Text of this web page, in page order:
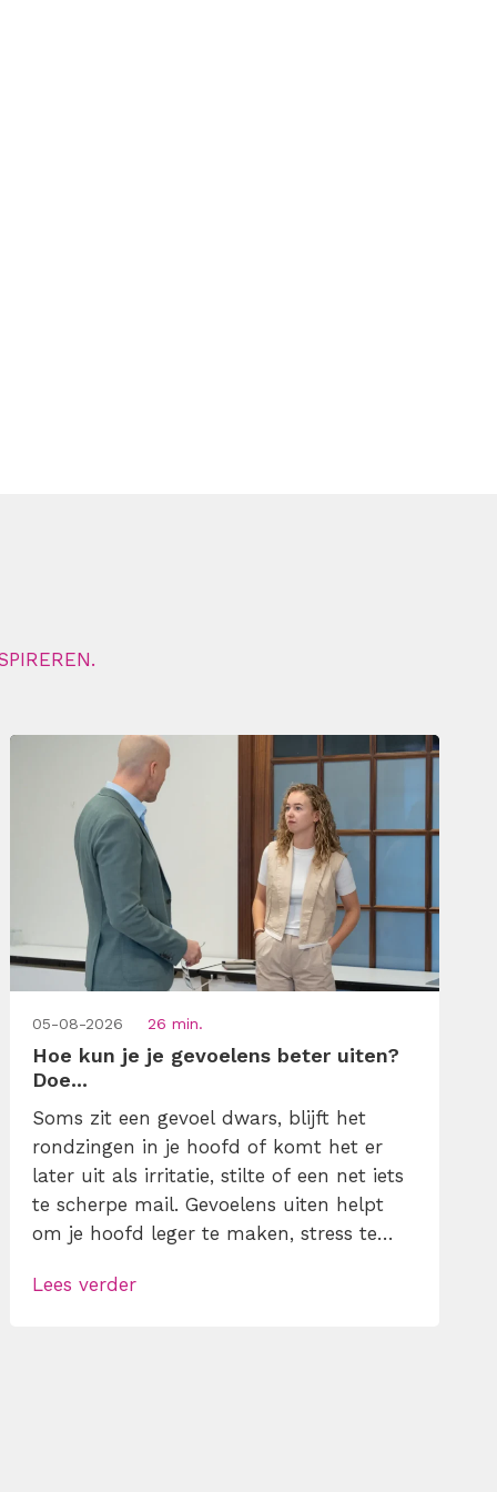
05-08-2026 26 min.
Hoe kun je je gevoelens beter uiten?
Doe...
Soms zit een gevoel dwars, blijft het
rondzingen in je hoofd of komt het er
later uit als irritatie, stilte of een net iets
te scherpe mail. Gevoelens uiten helpt
om je hoofd leger te maken, stress te
communiceren. Maar hoe doe je dat
Lees verder